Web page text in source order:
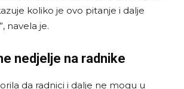
koliko je ovo pitanje i dalje
navela je.
nedjelje na radnike
da radnici i dalje ne mogu u